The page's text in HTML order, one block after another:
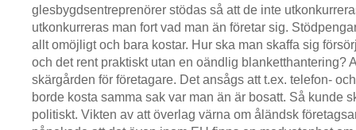
glesbygdsentreprenörer stödas så att de inte
utkonkurreras man fort vad man än företar sig.
allt omöjligt och bara kostar. Hur ska man skaffa sig
och det rent praktiskt utan en oändlig blanketthantering?
skärgården för företagare. Det ansågs att t.ex. telefon-
borde kosta samma sak var man än är bosatt. Så kunde
politiskt. Vikten av att överlag värna om åländsk